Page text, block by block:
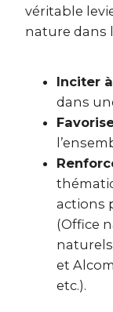
véritable
nature dans
Inciter
dans
actions
(Office
et
etc.).